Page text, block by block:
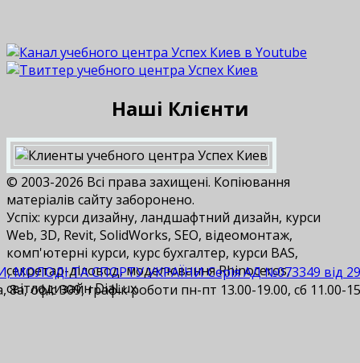
МОЛОДІ ТА СПОРТУ УКРАЇНИ Серія АД №073349 від
8а, офіс 309, графік роботи пн-пт 13.00-19.00, сб 11.00-
Наші Клієнти
© 2003-2026 Всі права захищені. Копіювання
матеріалів сайту заборонено.
Успіх: курси дизайну, ландшафтний дизайн, курси
Web, 3D, Revit, SolidWorks, SEO, відеомонтаж,
комп'ютерні курси, курс бухгалтер, курси BAS,
cекретар-діловод, моделювання Rhinoceros,
світлодизайн DiaLux.